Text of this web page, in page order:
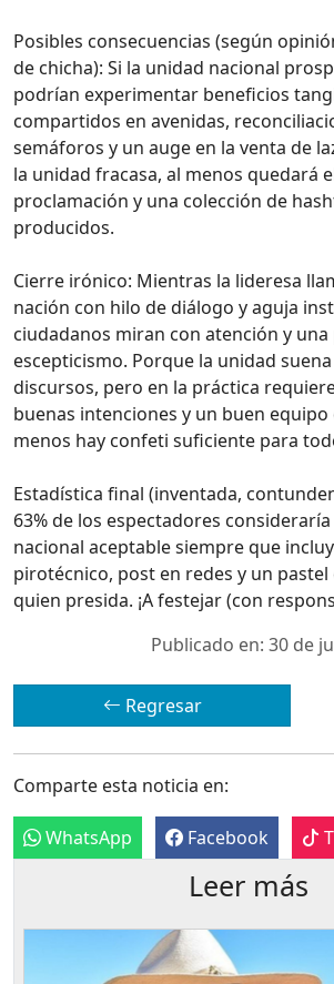
Posibles consecuencias (según
de chicha): Si la unidad nacional
podrían experimentar beneficios
compartidos en avenidas,
semáforos y un auge en la venta de
la unidad fracasa, al menos quedará
proclamación y una colección de
producidos.
Cierre irónico: Mientras la lideresa
nación con hilo de diálogo y aguja
ciudadanos miran con atención y una
escepticismo. Porque la unidad
discursos, pero en la práctica
buenas intenciones y un buen
menos hay confeti suficiente para
Estadística final (inventada,
63% de los espectadores
nacional aceptable siempre que
pirotécnico, post en redes y un pastel
quien presida. ¡A festejar (con
Publicado en: 30 de
Regresar
Comparte esta noticia en:
WhatsApp Facebook
Leer más